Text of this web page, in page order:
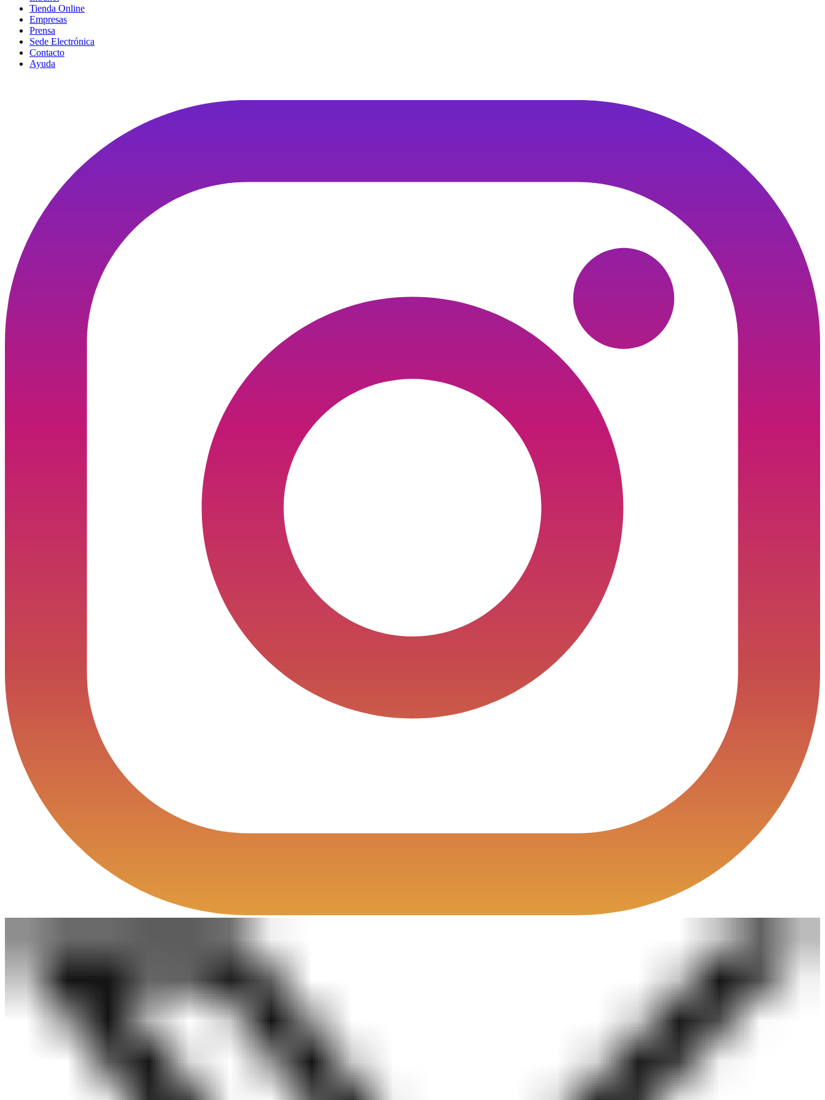
Tienda Online
Empresas
Prensa
Sede Electrónica
Contacto
Ayuda